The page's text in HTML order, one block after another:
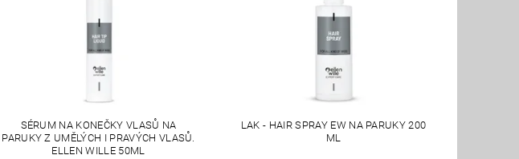
SÉRUM NA KONEČKY VLASŮ NA
PARUKY Z UMĚLÝCH I PRAVÝCH VLASŮ.
ELLEN WILLE 50ML
LAK - HAIR SPRAY EW NA PARUKY 200
ML